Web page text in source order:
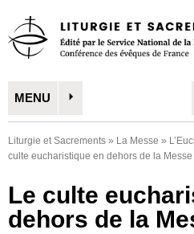
MENU
Liturgie et Sacrements » La Messe »
culte eucharistique en dehors de la Messe
Le culte
dehors de la